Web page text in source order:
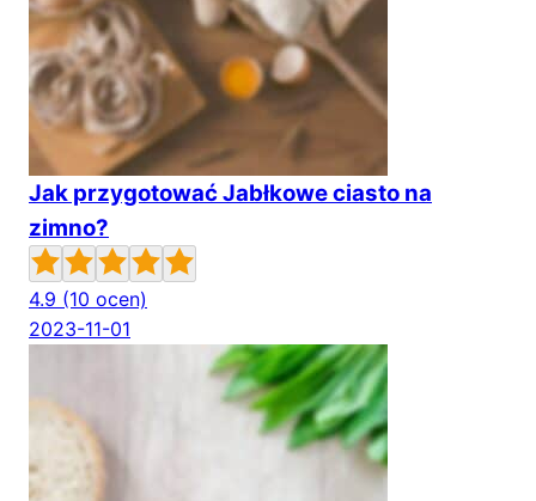
Jak przygotować Jabłkowe ciasto na
zimno?
4.9 (10 ocen)
2023-11-01